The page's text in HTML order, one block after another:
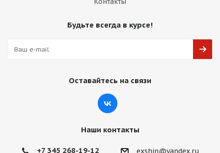
Будьте всегда в курсе!
Оставайтесь на связи
Наши контакты
+7 345 268-19-12 exshin@yandex.ru